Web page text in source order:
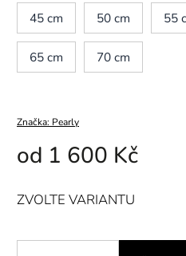
45 cm
50 cm 55
65 cm 70 cm
Značka: Pearly
od 1 600 Kč
ZVOLTE VARIANTU